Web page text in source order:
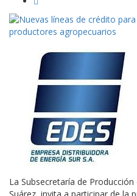
La Subsecretaría de
Suárez, invita a participar de la